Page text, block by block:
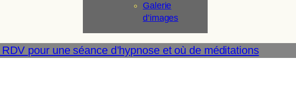
Galerie
d’images
pour une séance d’hypnose et où de méditations